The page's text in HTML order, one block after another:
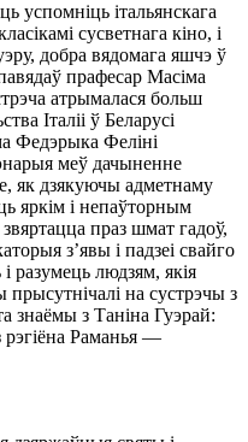
успомніць італьянскага
сусветнага кіно, і
добра вядомага яшчэ ў
прафесар Масіма
атрымалася больш
Італіі ў Беларусі
Федэрыка Феліні
меў дачыненне
як дзякуючы адметнаму
яркім і непаўторным
праз шмат гадоў,
з’явы і падзеі свайго
разумець людзям, якія
прысутнічалі на сустрэчы з
знаёмы з Таніна Гуэрай:
рэгіёна Раманья —